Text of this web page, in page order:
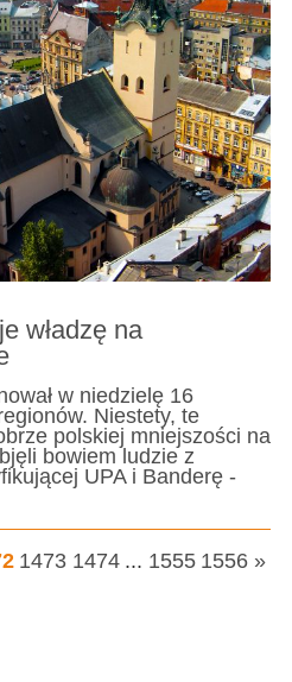
władzę na
w niedzielę 16
Niestety, te
polskiej mniejszości na
bowiem ludzie z
UPA i Banderę -
1473 1474 ... 1555 1556 »